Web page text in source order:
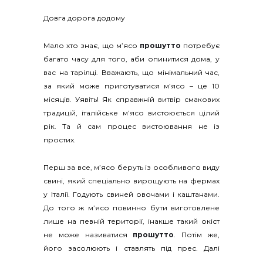
Довга дорога додому
Мало хто знає, що м’ясо прошутто потребує
багато часу для того, аби опинитися дома, у
вас на тарілці. Вважають, що мінімальний час,
за який може приготуватися м’ясо – це 10
місяців. Уявіть! Як справжній витвір смакових
традицій, італійське м’ясо вистоюється цілий
рік. Та й сам процес вистоювання не із
простих.
Перш за все, м’ясо беруть із особливого виду
свині, який спеціально вирощують на фермах
у Італії. Годують свиней овочами і каштанами.
До того ж м’ясо повинно бути виготовлене
лише на певній території, інакше такий окіст
не може називатися прошутто
Потім же,
його засолюють і ставлять під прес. Далі